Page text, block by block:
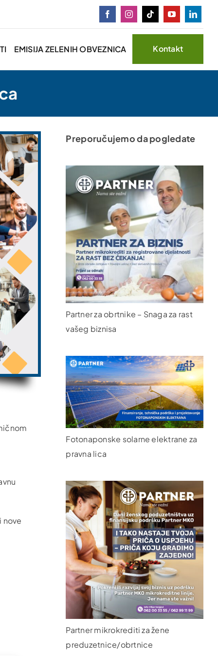
EMISIJA ZELENIH OBVEZNICA Kontakt
nove
Preporučujemo da pogledate
Partner za obrtnike – Snaga za rast
vašeg biznisa
Fotonaponske solarne elektrane za
pravna lica
Partner mikrokrediti za žene
preduzetnice/obrtnice